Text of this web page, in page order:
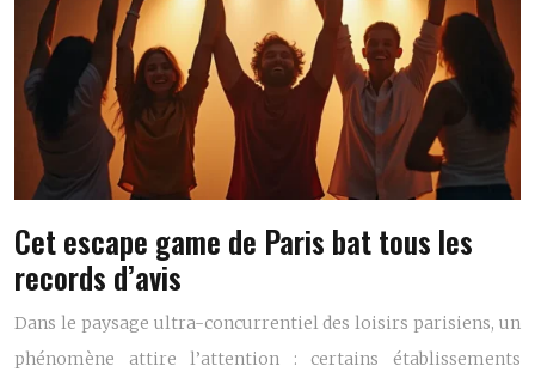
Cet escape game de Paris bat tous les
records d’avis
Dans le paysage ultra-concurrentiel des loisirs parisiens, un
phénomène attire l’attention : certains établissements